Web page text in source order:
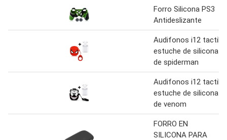
Forro Silicona PS3
Antideslizante
Audifonos i12 tactil
estuche de silicona
de spiderman
Audifonos i12 tactil
estuche de silicona
de venom
FORRO EN
SILICONA PARA